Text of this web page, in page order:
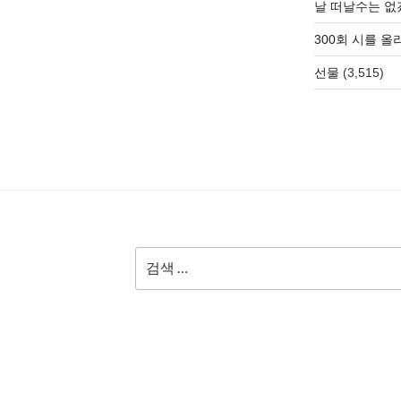
날 떠날수는 없
300회 시를 올
선물 (3,515)
색: